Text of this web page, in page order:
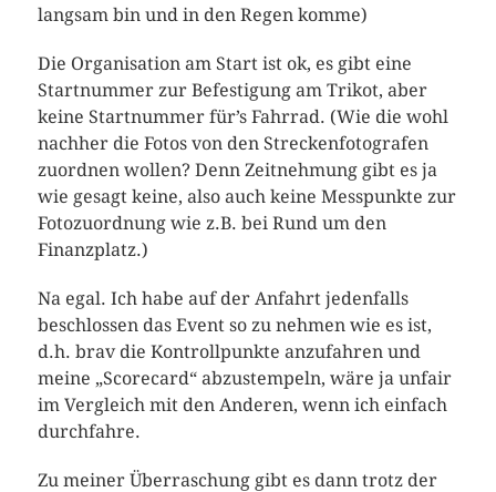
langsam bin und in den Regen komme)
Die Organisation am Start ist ok, es gibt eine
Startnummer zur Befestigung am Trikot, aber
keine Startnummer für’s Fahrrad. (Wie die wohl
nachher die Fotos von den Streckenfotografen
zuordnen wollen? Denn Zeitnehmung gibt es ja
wie gesagt keine, also auch keine Messpunkte zur
Fotozuordnung wie z.B. bei Rund um den
Finanzplatz.)
Na egal. Ich habe auf der Anfahrt jedenfalls
beschlossen das Event so zu nehmen wie es ist,
d.h. brav die Kontrollpunkte anzufahren und
meine „Scorecard“ abzustempeln, wäre ja unfair
im Vergleich mit den Anderen, wenn ich einfach
durchfahre.
Zu meiner Überraschung gibt es dann trotz der